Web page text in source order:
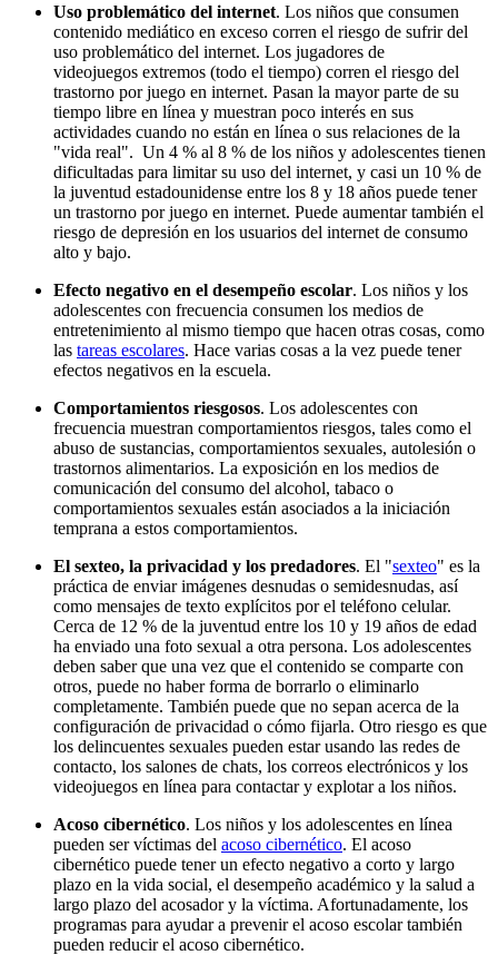
Uso problemático del internet. Los niños que consumen
contenido mediático en exceso corren el riesgo de sufrir del
uso problemático del internet. Los jugadores de
videojuegos extremos (todo el tiempo) corren el riesgo del
trastorno por juego en internet. Pasan la mayor parte de su
tiempo libre en línea y muestran poco interés en sus
actividades cuando no están en línea o sus relaciones de la
"vida real". Un 4 % al 8 % de los niños y adolescentes tienen
dificultadas para limitar su uso del internet, y casi un 10 % de
la juventud estadounidense entre los 8 y 18 años puede tener
un trastorno por juego en internet. Puede aumentar también el
riesgo de depresión en los usuarios del internet de consumo
alto y bajo.
Efecto negativo en el desempeño escolar. Los niños y los
adolescentes con frecuencia consumen los medios de
entretenimiento al mismo tiempo que hacen otras cosas, como
las tareas escolares. Hace varias cosas a la vez puede tener
efectos negativos en la escuela.
Comportamientos riesgosos. Los adolescentes con
frecuencia muestran comportamientos riesgos, tales como el
abuso de sustancias, comportamientos sexuales, autolesión o
trastornos alimentarios. La exposición en los medios de
comunicación del consumo del alcohol, tabaco o
comportamientos sexuales están asociados a la iniciación
temprana a estos comportamientos.
El sexteo, la privacidad y los predadores. El "sexteo" es la
práctica de enviar imágenes desnudas o semidesnudas, así
como mensajes de texto explícitos por el teléfono celular.
Cerca de 12 % de la juventud entre los 10 y 19 años de edad
ha enviado una foto sexual a otra persona. Los adolescentes
deben saber que una vez que el contenido se comparte con
otros, puede no haber forma de borrarlo o eliminarlo
completamente. También puede que no sepan acerca de la
configuración de privacidad o cómo fijarla. Otro riesgo es que
los delincuentes sexuales pueden estar usando las redes de
contacto, los salones de chats, los correos electrónicos y los
videojuegos en línea para contactar y explotar a los niños.
Acoso cibernético. Los niños y los adolescentes en línea
pueden ser víctimas del acoso cibernético. El acoso
cibernético puede tener un efecto negativo a corto y largo
plazo en la vida social, el desempeño académico y la salud a
largo plazo del acosador y la víctima. Afortunadamente, los
programas para ayudar a prevenir el acoso escolar también
pueden reducir el acoso cibernético.